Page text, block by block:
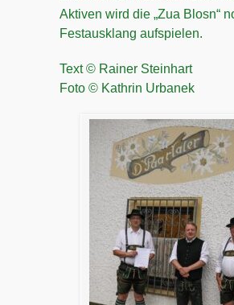
Aktiven wird die „Zua Blosn“
Festausklang aufspielen.
Text © Rainer Steinhart
Foto © Kathrin Urbanek